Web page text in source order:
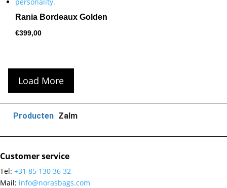
Rania Bordeaux Golden
€399,00
Load More
Producten Zalm
Customer service
Tel: +31 85 130 36 32
Mail: info@norasbags.com